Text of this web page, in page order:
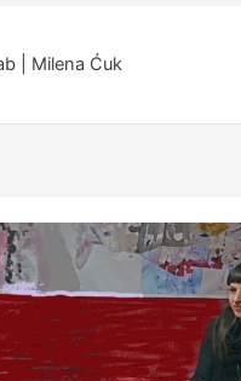
| Milena Ćuk